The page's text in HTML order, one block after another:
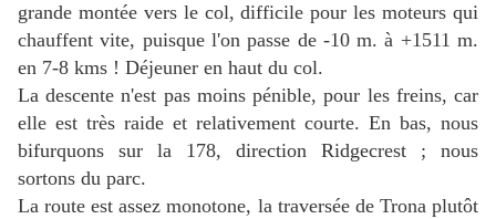
grande montée vers le col, difficile pour les moteurs qui
chauffent vite, puisque l'on passe de -10 m. à +1511 m.
en 7-8 kms ! Déjeuner en haut du col.
La descente n'est pas moins pénible, pour les freins, car
elle est très raide et relativement courte. En bas, nous
bifurquons sur la 178, direction Ridgecrest ; nous
sortons du parc.
La route est assez monotone, la traversée de Trona plutôt